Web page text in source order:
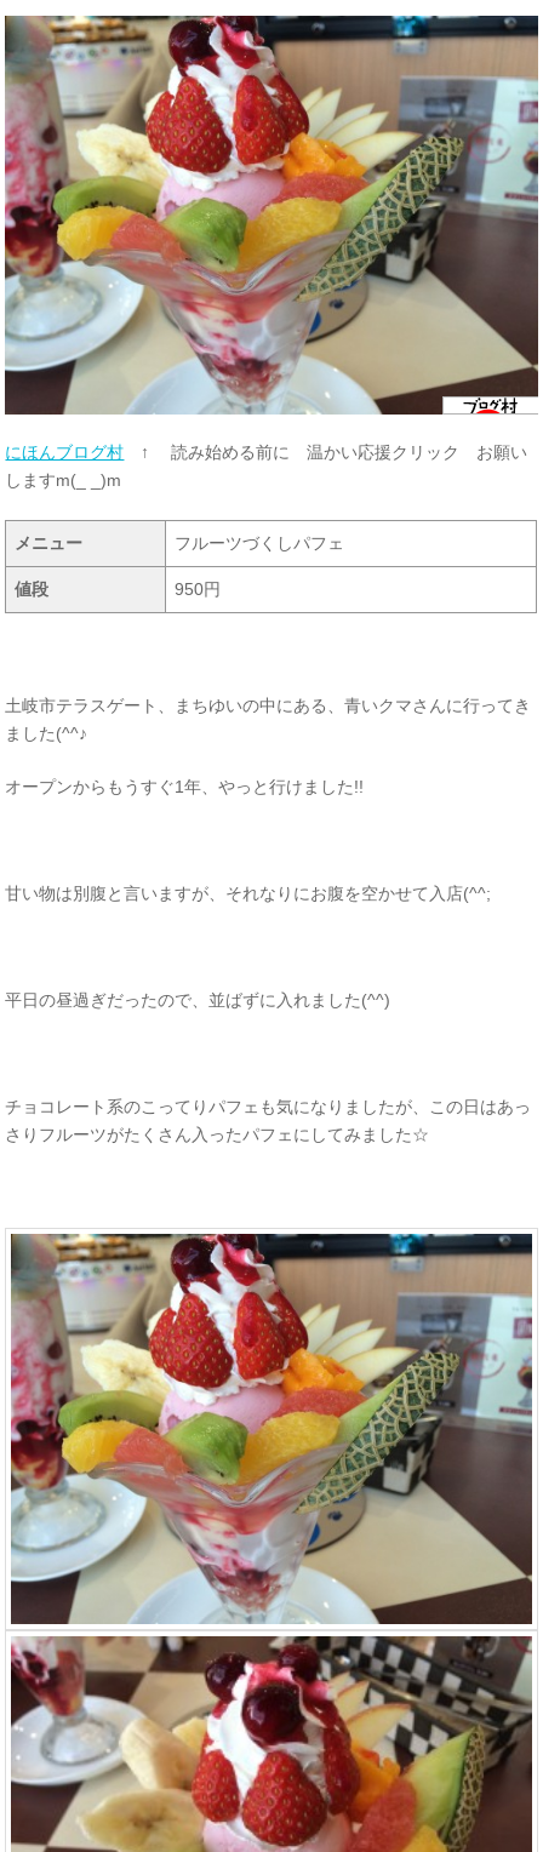
にほんブログ村 ↑ 読み始める前に 温かい応援クリック お願い
しますm(_ _)m
メニュー フルーツづくしパフェ
値段 950円
土岐市テラスゲート、まちゆいの中にある、青いクマさんに行ってき
ました(^^♪
オープンからもうすぐ1年、やっと行けました!!
甘い物は別腹と言いますが、それなりにお腹を空かせて入店(^^;
平日の昼過ぎだったので、並ばずに入れました(^^)
チョコレート系のこってりパフェも気になりましたが、この日はあっ
さりフルーツがたくさん入ったパフェにしてみました☆